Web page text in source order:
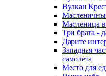
Вулкан
Масленица
Три брата -
Дарите
Западная
самолета
Место для